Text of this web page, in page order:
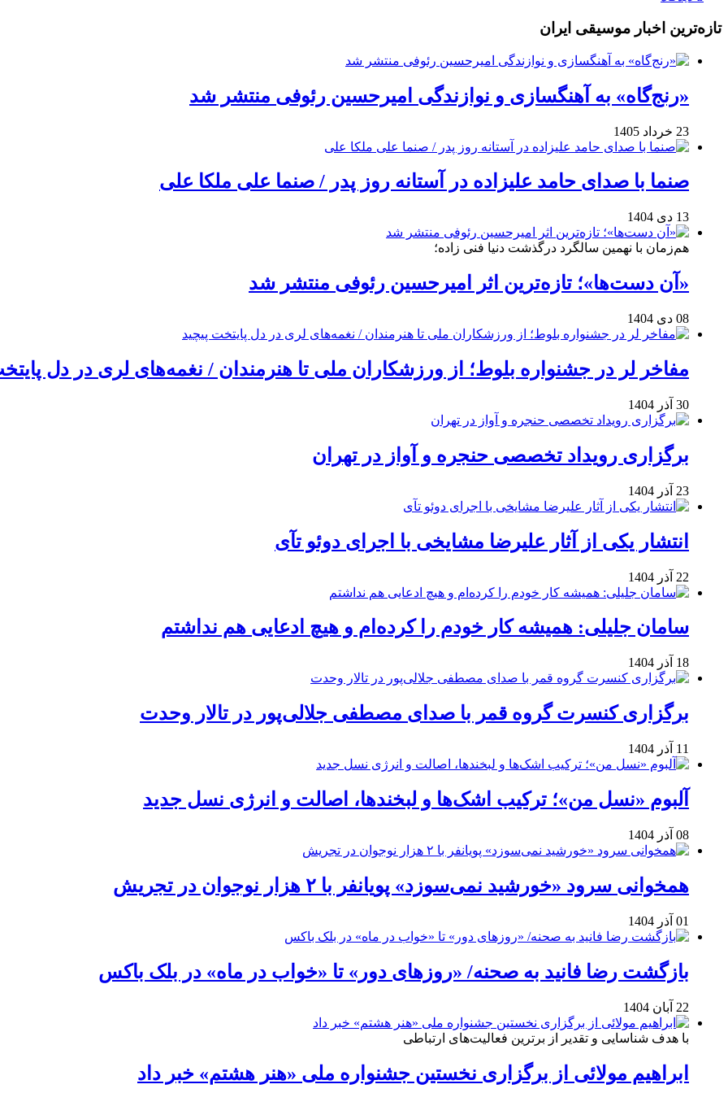
تازه‌ترین اخبار موسیقی ایران
«رنج‌گاه» به آهنگسازی و نوازندگی امیرحسین رئوفی منتشر شد
23 خرداد 1405
صنما با صدای حامد علیزاده در آستانه روز پدر / صنما علی ملکا علی
13 دی 1404
هم‌زمان با نهمین سالگرد درگذشت دنیا فنی زاده؛
«آن دست‌ها»؛ تازه‌ترین اثر امیرحسین رئوفی منتشر شد
08 دی 1404
مفاخر لر در جشنواره بلوط؛ از ورزشکاران ملی تا هنرمندان / نغمه‌های لری در دل
30 آذر 1404
برگزاری رویداد تخصصی حنجره و آواز در تهران
23 آذر 1404
انتشار یکی از آثار علیرضا مشایخی با اجرای دوئو تآی
22 آذر 1404
سامان جلیلی: همیشه کار خودم را کرده‌ام و هیچ ادعایی هم نداشتم
18 آذر 1404
برگزاری کنسرت گروه قمر با صدای مصطفی جلالی‌پور در تالار وحدت
11 آذر 1404
آلبوم «نسل من»؛ ترکیب اشک‌ها و لبخندها، اصالت و انرژی نسل جدید
08 آذر 1404
همخوانی سرود «خورشید نمی‌سوزد» پویانفر با ۲ هزار نوجوان در تجریش
01 آذر 1404
بازگشت رضا فانید به صحنه/ «روزهای دور» تا «خواب در ماه» در بلک باکس
22 آبان 1404
با هدف شناسایی و تقدیر از برترین فعالیت‌های ارتباطی
ابراهیم مولائی از برگزاری نخستین جشنواره ملی «هنر هشتم» خبر داد